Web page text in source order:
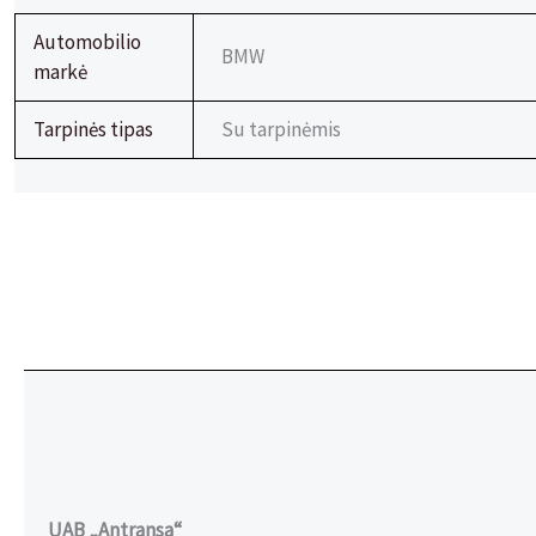
Automobilio
markė
BMW
Tarpinės tipas Su tarpinėmis
UAB „Antransa“